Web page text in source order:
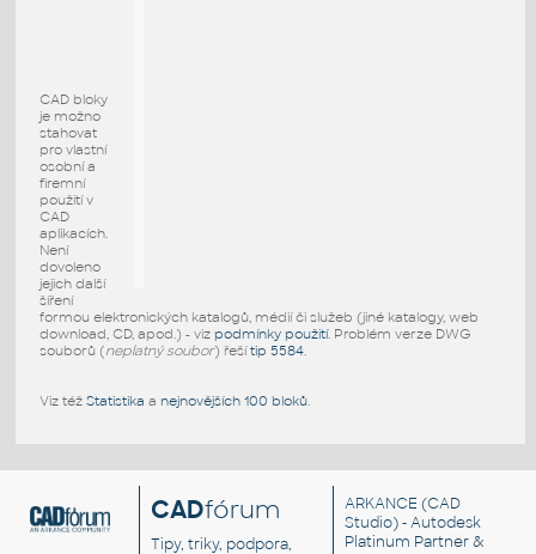
CAD bloky
je možno
stahovat
pro vlastní
osobní a
firemní
použití v
CAD
aplikacích.
Není
dovoleno
jejich další
šíření
formou elektronických katalogů, médií či služeb (jiné katalogy, web
download, CD, apod.) - viz podmínky použití. Problém verze DWG
souborů (neplatný soubor) řešítip 5584.
Viz též Statistika a nejnovějších 100 bloků.
CADfórum
Tipy, triky, podpora,
ARKANCE (CAD
Studio) - Autodesk
Platinum Partner &